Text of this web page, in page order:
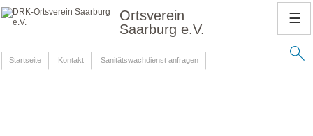
Ortsverein
Saarburg e.V.
Startseite Kontakt Sanitätswachdienst anfragen
☰